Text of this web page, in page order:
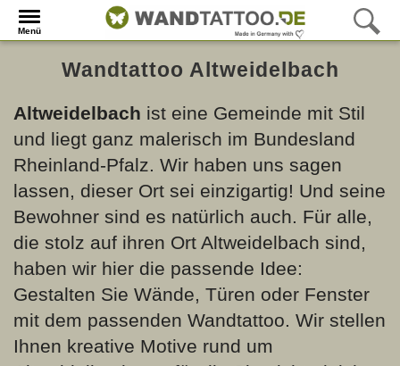
Menü
Wandtattoo Altweidelbach
Altweidelbach ist eine Gemeinde mit Stil
und liegt ganz malerisch im Bundesland
Rheinland-Pfalz. Wir haben uns sagen
lassen, dieser Ort sei einzigartig! Und seine
Bewohner sind es natürlich auch. Für alle,
die stolz auf ihren Ort Altweidelbach sind,
haben wir hier die passende Idee:
Gestalten Sie Wände, Türen oder Fenster
mit dem passenden Wandtattoo. Wir stellen
Ihnen kreative Motive rund um